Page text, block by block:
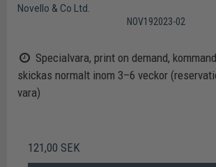
Novello & Co Ltd.
NOV192023-02
Specialvara, print on demand,
skickas normalt inom 3–6 veckor
vara)
121,00 SEK